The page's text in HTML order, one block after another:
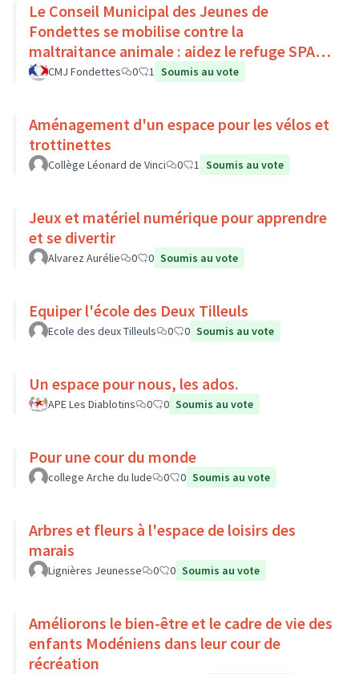
Le Conseil Municipal des Jeunes de
Fondettes se mobilise contre la
maltraitance animale : aidez le refuge SPA
de Luynes !
CMJ Fondettes 0 1 Soumis au vote
Aménagement d'un espace pour les vélos et
trottinettes
Collège Léonard de Vinci 0 1 Soumis au vote
Jeux et matériel numérique pour apprendre
et se divertir
Alvarez Aurélie 0 0 Soumis au vote
Equiper l'école des Deux Tilleuls
Ecole des deux Tilleuls 0 0 Soumis au vote
Un espace pour nous, les ados.
APE Les Diablotins 0 0 Soumis au vote
Pour une cour du monde
college Arche du lude 0 0 Soumis au vote
Arbres et fleurs à l'espace de loisirs des
marais
Lignières Jeunesse 0 0 Soumis au vote
Améliorons le bien-être et le cadre de vie des
enfants Modéniens dans leur cour de
récréation